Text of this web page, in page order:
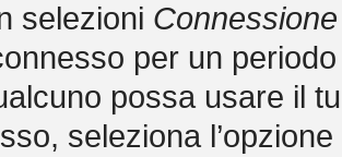
selezioni
per un
possa usare il
seleziona